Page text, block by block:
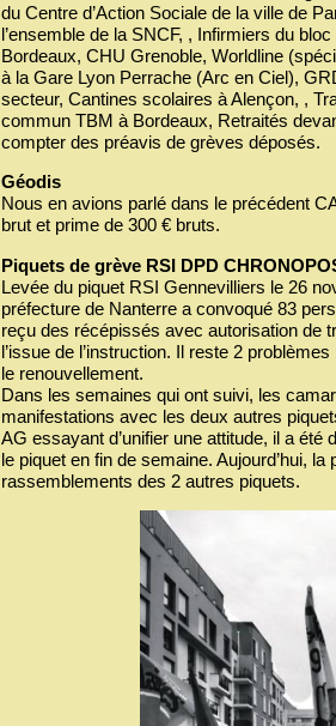
du Centre d’Action Sociale de la ville de
l’ensemble de la SNCF, , Infirmiers du
Bordeaux, CHU Grenoble, Worldline
à la Gare Lyon Perrache (Arc en Ciel),
secteur, Cantines scolaires à Alençon, ,
commun TBM à Bordeaux, Retraités
compter des préavis de grèves déposés.
Géodis
Nous en avions parlé dans le précédent
brut et prime de 300 € bruts.
Piquets de grève RSI DPD
Levée du piquet RSI Gennevilliers le 26
préfecture de Nanterre a convoqué 83
reçu des récépissés avec autorisation de
l’issue de l’instruction. Il reste 2
le renouvellement.
Dans les semaines qui ont suivi, les
manifestations avec les deux autres
AG essayant d’unifier une attitude, il a été
le piquet en fin de semaine. Aujourd’hui,
rassemblements des 2 autres piquets.